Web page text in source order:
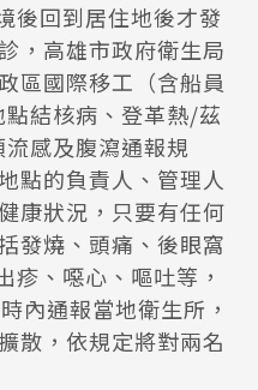
後回到居住地後才發
，高雄市政府衛生局
區國際移工（含船員
結核病、登革熱/茲
感及腹瀉通報規
點的負責人、管理人
康狀況，只要有任何
發燒、頭痛、後眼窩
、噁心、嘔吐等，
內通報當地衛生所，
散，依規定將對兩名